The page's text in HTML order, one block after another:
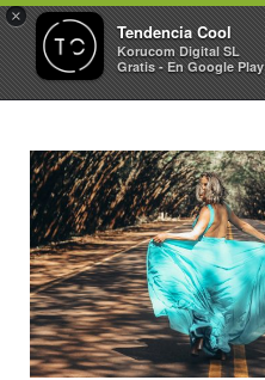
×
Tendencia Cool
Korucom Digital SL
Gratis - En Google Play